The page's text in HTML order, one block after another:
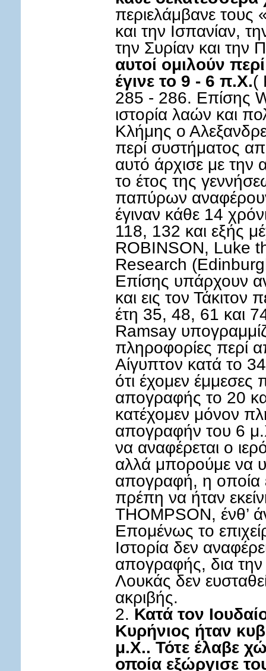
περιελάμβανε τους
και την Ισπανίαν,
την Συρίαν και την
αυτοί ομιλούν
έγινε το 9 - 6 π.Χ.(
285 - 286. Επίσης
ιστορία λαών και
Κλήμης ο
περί συστήματος
αυτό άρχισε με την
το έτος της
παπύρων
έγιναν κάθε 14
118, 132 και εξής
ROBINSON, Luke
Research
Επίσης υπάρχουν
και εις τον
έτη 35, 48, 61 και
Ramsay
πληροφορίες περί
Αίγυπτον κατά το
ότι έχομεν έμμεσες
απογραφής το 20
κατέχομεν μόνον
απογραφήν του 6
να αναφέρεται ο
αλλά μπορούμε να
απογραφή, η οποία
πρέπη να ήταν
THOMPSON, ένθ’
Επομένως το
Ιστορία δεν
απογραφής, δια την
Λουκάς δεν
ακριβής.
2. Κατά τον
Κυρήνιος ήταν
μ.Χ.. Τότε έλαβε
οποία εξώργισε